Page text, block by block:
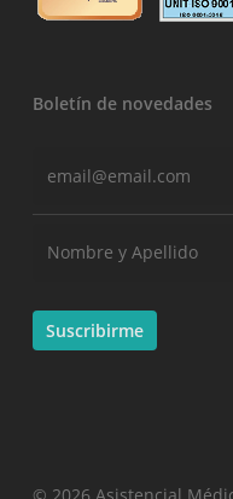
Boletín de novedades